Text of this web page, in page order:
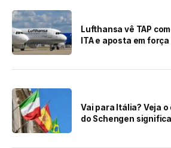
Lufthansa vê TAP
ITA e aposta em
Vai para Itália? Veja
do Schengen